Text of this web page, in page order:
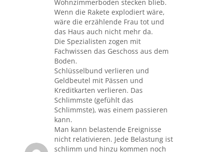
Wohnzimmerboden stecken blieb.
Wenn die Rakete explodiert wäre,
wäre die erzählende Frau tot und
das Haus auch nicht mehr da.
Die Spezialisten zogen mit
Fachwissen das Geschoss aus dem
Boden.
Schlüsselbund verlieren und
Geldbeutel mit Pässen und
Kreditkarten verlieren. Das
Schlimmste (gefühlt das
Schlimmste), was einem passieren
kann.
Man kann belastende Ereignisse
nicht relativieren. Jede Belastung ist
schlimm und hinzu kommen noch